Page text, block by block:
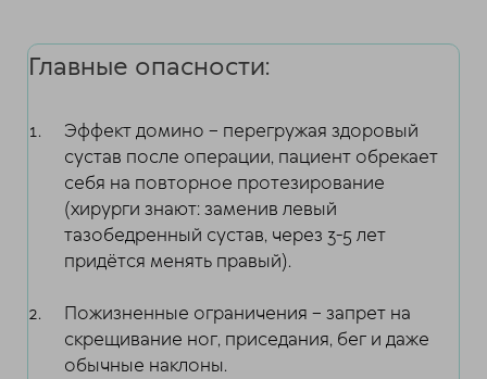
Главные опасности:
Эффект домино – перегружая здоровый
сустав после операции, пациент обрекает
себя на повторное протезирование
(хирурги знают: заменив левый
тазобедренный сустав, через 3-5 лет
придётся менять правый).
Пожизненные ограничения – запрет на
скрещивание ног, приседания, бег и даже
обычные наклоны.